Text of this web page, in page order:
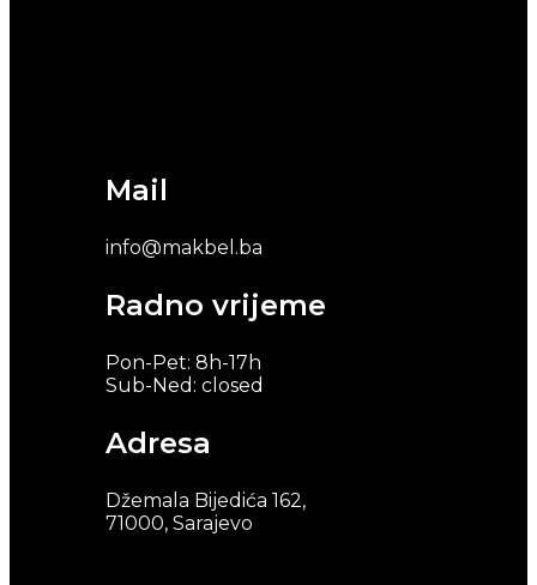
Mail
info@makbel.ba
Radno vrijeme
Pon-Pet: 8h-17h
Sub-Ned: closed
Adresa
Džemala Bijedića 162,
71000, Sarajevo